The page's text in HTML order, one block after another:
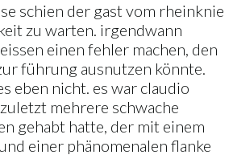
schien der gast vom rheinknie
zu warten. irgendwann
einen fehler machen, den
führung ausnutzen könnte.
eben nicht. es war claudio
mehrere schwache
gehabt hatte, der mit einem
einer phänomenalen flanke